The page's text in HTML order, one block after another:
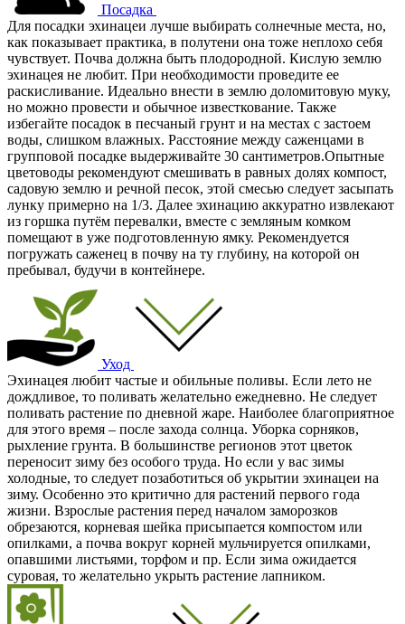
Посадка
Для посадки эхинацеи лучше выбирать солнечные места, но,
как показывает практика, в полутени она тоже неплохо себя
чувствует. Почва должна быть плодородной. Кислую землю
эхинацея не любит. При необходимости проведите ее
раскисливание. Идеально внести в землю доломитовую муку,
но можно провести и обычное известкование. Также
избегайте посадок в песчаный грунт и на местах с застоем
воды, слишком влажных. Расстояние между саженцами в
групповой посадке выдерживайте 30 сантиметров.Опытные
цветоводы рекомендуют смешивать в равных долях компост,
садовую землю и речной песок, этой смесью следует засыпать
лунку примерно на 1/3. Далее эхинацию аккуратно извлекают
из горшка путём перевалки, вместе с земляным комком
помещают в уже подготовленную ямку. Рекомендуется
погружать саженец в почву на ту глубину, на которой он
пребывал, будучи в контейнере.
Уход
Эхинацея любит частые и обильные поливы. Если лето не
дождливое, то поливать желательно ежедневно. Не следует
поливать растение по дневной жаре. Наиболее благоприятное
для этого время – после захода солнца. Уборка сорняков,
рыхление грунта. В большинстве регионов этот цветок
переносит зиму без особого труда. Но если у вас зимы
холодные, то следует позаботиться об укрытии эхинацеи на
зиму. Особенно это критично для растений первого года
жизни. Взрослые растения перед началом заморозков
обрезаются, корневая шейка присыпается компостом или
опилками, а почва вокруг корней мульчируется опилками,
опавшими листьями, торфом и пр. Если зима ожидается
суровая, то желательно укрыть растение лапником.